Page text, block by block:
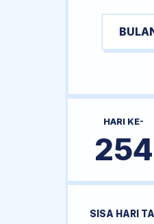
HARI KE-
254
SISA HARI